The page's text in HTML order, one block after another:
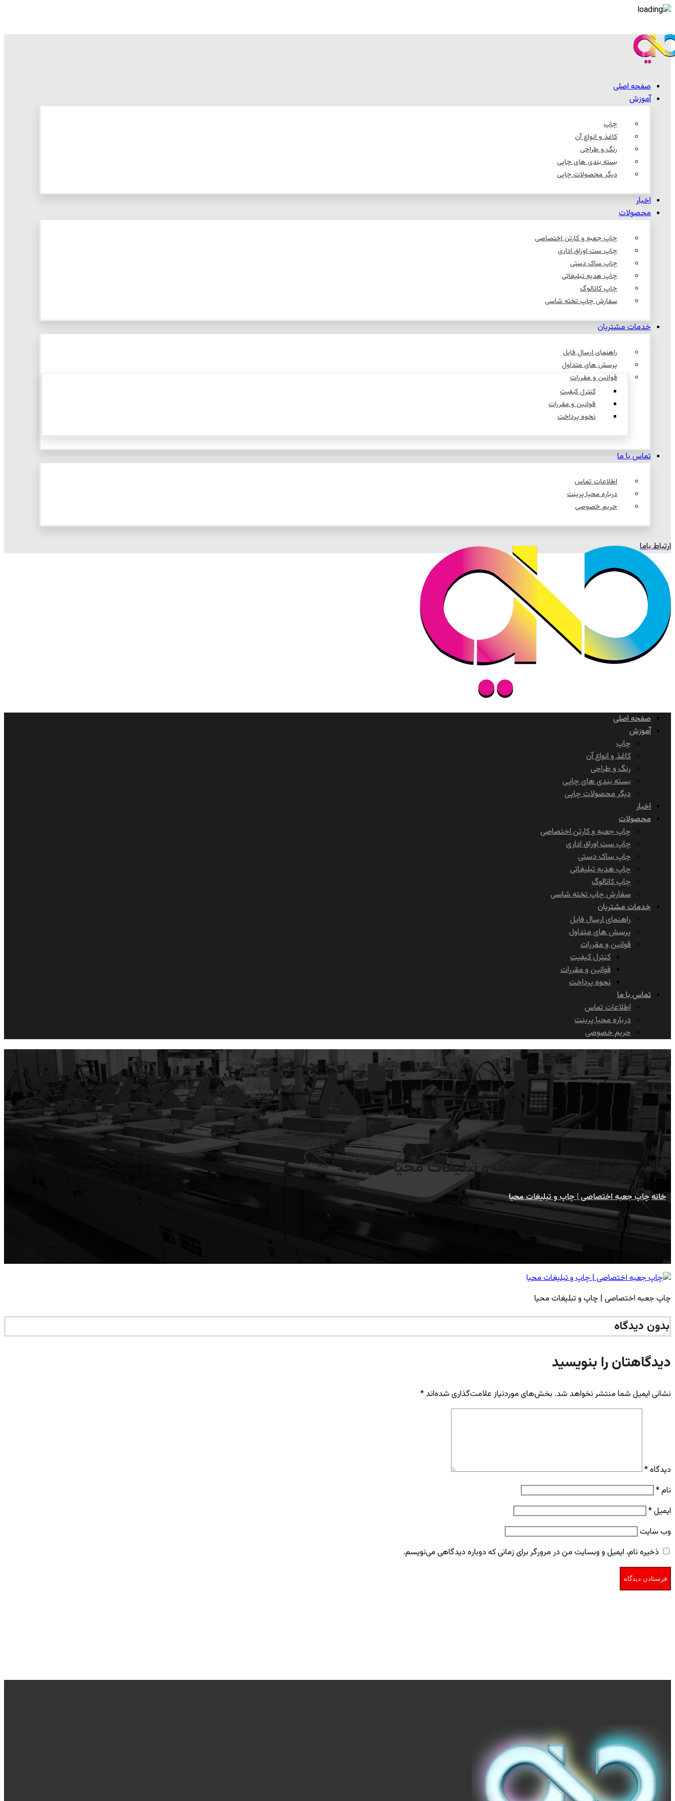
صفحه اصلی
آموزش
چاپ
کاغذ و انواع آن
رنگ و طراحی
بسته بندی های چاپی
دیگر محصولات چاپی
اخبار
محصولات
چاپ جعبه و کارتن اختصاصی
چاپ ست اوراق اداری
چاپ ساک دستی
چاپ هدیه تبلیغاتی
چاپ کاتالوگ
سفارش چاپ تخته شاسی
خدمات مشتریان
راهنمای ارسال فایل
پرسش های متداول
قوانین و مقررات
کنترل کیفیت
قوانین و مقررات
نحوه پرداخت
تماس با ما
اطلاعات تماس
درباره محیا پرینت
حریم خصوصی
ارتباط باما
صفحه اصلی
آموزش
چاپ
کاغذ و انواع آن
رنگ و طراحی
بسته بندی های چاپی
دیگر محصولات چاپی
اخبار
محصولات
چاپ جعبه و کارتن اختصاصی
چاپ ست اوراق اداری
چاپ ساک دستی
چاپ هدیه تبلیغاتی
چاپ کاتالوگ
سفارش چاپ تخته شاسی
خدمات مشتریان
راهنمای ارسال فایل
پرسش های متداول
قوانین و مقررات
کنترل کیفیت
قوانین و مقررات
نحوه پرداخت
تماس با ما
اطلاعات تماس
درباره محیا پرینت
حریم خصوصی
چاپ جعبه اختصاصی | چاپ و تبلیغات محیا
خانهچاپ جعبه اختصاصی | چاپ و تبلیغات محیا
چاپ جعبه اختصاصی | چاپ و تبلیغات محیا
بدون دیدگاه
دیدگاهتان را بنویسید
نشانی ایمیل شما منتشر نخواهد شد. بخش‌های موردنیاز علامت‌گذاری شده‌اند *
دیدگاه*
نام*
ایمیل*
وب‌ سایت
ذخیره نام، ایمیل و وبسایت من در مرورگر برای زمانی که دوباره دیدگاهی می‌نویسم.